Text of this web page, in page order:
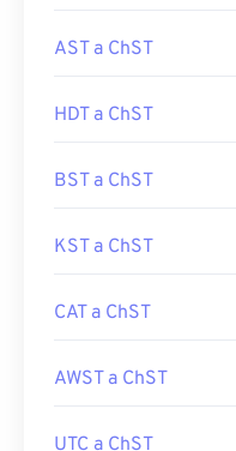
AST a ChST
HDT a ChST
BST a ChST
KST a ChST
CAT a ChST
AWST a ChST
UTC a ChST